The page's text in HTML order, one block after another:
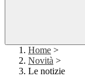
Home >
Novità >
Le notizie